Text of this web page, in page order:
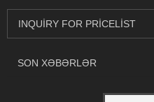
INQUIRY FOR PRICELIST
SON XƏBƏRLƏR